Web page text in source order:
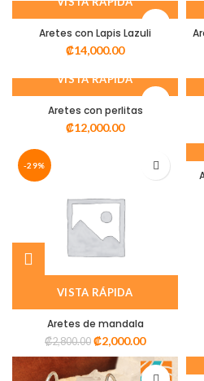
Aretes con Lapis Lazuli
₡14,000.00
VISTA RÁPIDA
Aretes con perlitas
₡12,000.00
-29%
VISTA RÁPIDA
Aretes de mandala
₡2,800.00 ₡2,000.00